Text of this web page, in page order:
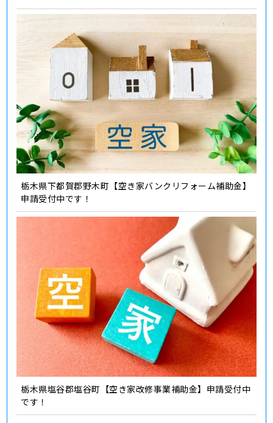
栃木県下都賀郡野木町【空き家バンクリフォーム補助金】
申請受付中です！
栃木県塩谷郡塩谷町【空き家改修事業補助金】申請受付中
です！